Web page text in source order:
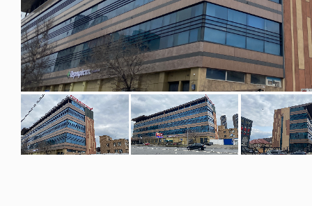
данных